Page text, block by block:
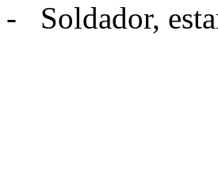
- Soldador,